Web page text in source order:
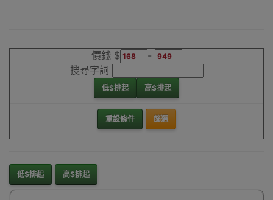
價錢 $
-
搜尋字詞
低$排起 高$排起
重設條件 篩選
低$排起 高$排起